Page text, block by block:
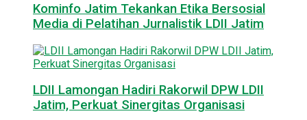
Kominfo Jatim Tekankan Etika Bersosial
Media di Pelatihan Jurnalistik LDII Jatim
LDII Lamongan Hadiri Rakorwil DPW LDII
Jatim, Perkuat Sinergitas Organisasi